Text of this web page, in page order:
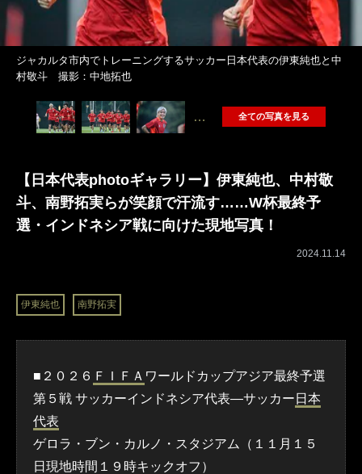
ジャカルタ市内でトレーニングするサッカー日本代表の伊東純也と中
村敬斗 撮影：中地拓也
… 全ての写真を見る
【日本代表photoギャラリー】伊東純也、中村敬
斗、南野拓実らが笑顔で汗流す……W杯最終予
選・インドネシア戦に向けた現地写真！
2024.11.14
伊東純也 南野拓実
■２０２６ ＦＩＦＡ ワールドカップアジア最終予選
第５戦 サッカーインドネシア代表―サッカー 日本
代表
ゲロラ・ブン・カルノ・スタジアム（１１月１５
日現地時間１９時キックオフ）